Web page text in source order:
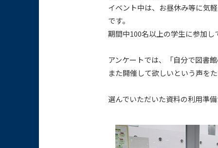
イベント中は、お昼休み等に気
です。
期間中100名以上の学生に参加
アンケートでは、「自分で図書
また開催して欲しいという声を
選んでいただいた資料の利用準